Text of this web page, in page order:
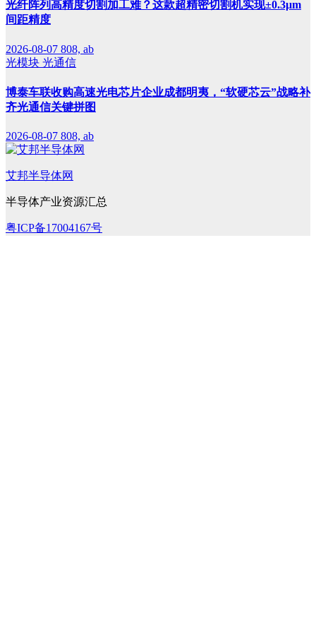
光纤阵列高精度切割加工难？这款超精密切割机实现±0.3μm
间距精度
2026-08-07 808, ab
光模块 光通信
博泰车联收购高速光电芯片企业成都明夷，“软硬芯云”战略补
齐光通信关键拼图
2026-08-07 808, ab
艾邦半导体网
半导体产业资源汇总
粤ICP备17004167号